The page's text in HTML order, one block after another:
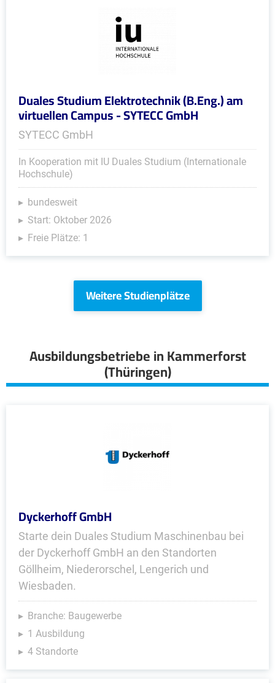
Duales Studium Elektrotechnik (B.Eng.) am
virtuellen Campus - SYTECC GmbH
SYTECC GmbH
In Kooperation mit IU Duales Studium (Internationale
Hochschule)
bundesweit
Start: Oktober 2026
Freie Plätze: 1
Weitere Studienplätze
Ausbildungsbetriebe in Kammerforst
(Thüringen)
Dyckerhoff GmbH
Starte dein Duales Studium Maschinenbau bei
der Dyckerhoff GmbH an den Standorten
Göllheim, Niederorschel, Lengerich und
Wiesbaden.
Branche: Baugewerbe
1 Ausbildung
4 Standorte